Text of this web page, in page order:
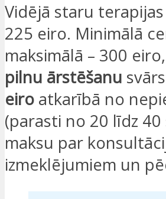
Vidējā staru
225 eiro. Minimālā
maksimālā – 300
pilnu ārstēšanu
eiro atkarībā no
(parasti no 20 līdz
maksu par
izmeklējumiem un